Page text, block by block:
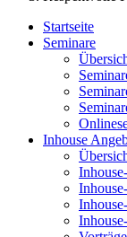
Startseite
Seminare
Inhouse